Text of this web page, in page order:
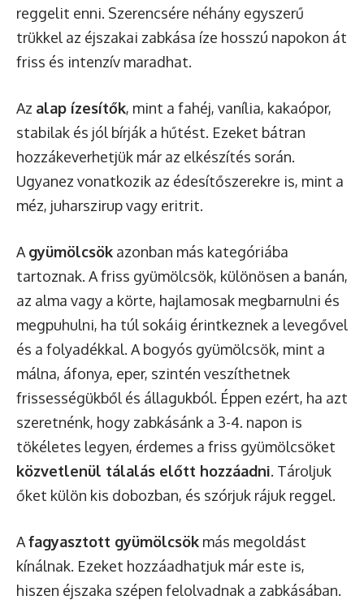
reggelit enni. Szerencsére néhány egyszerű
trükkel az éjszakai zabkása íze hosszú napokon át
friss és intenzív maradhat.
Az alap ízesítők, mint a fahéj, vanília, kakaópor,
stabilak és jól bírják a hűtést. Ezeket bátran
hozzákeverhetjük már az elkészítés során.
Ugyanez vonatkozik az édesítőszerekre is, mint a
méz, juharszirup vagy eritrit.
A gyümölcsök azonban más kategóriába
tartoznak. A friss gyümölcsök, különösen a banán,
az alma vagy a körte, hajlamosak megbarnulni és
megpuhulni, ha túl sokáig érintkeznek a levegővel
és a folyadékkal. A bogyós gyümölcsök, mint a
málna, áfonya, eper, szintén veszíthetnek
frissességükből és állagukból. Éppen ezért, ha azt
szeretnénk, hogy zabkásánk a 3-4. napon is
tökéletes legyen, érdemes a friss gyümölcsöket
közvetlenül tálalás előtt hozzáadni. Tároljuk
őket külön kis dobozban, és szórjuk rájuk reggel.
Afagyasztott gyümölcsök más megoldást
kínálnak. Ezeket hozzáadhatjuk már este is,
hiszen éjszaka szépen felolvadnak a zabkásában.